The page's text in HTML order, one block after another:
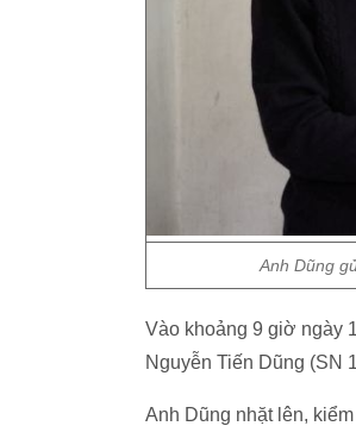
Anh Dũng
Vào khoảng 9 giờ ngày
Nguyễn Tiến Dũng (SN
Anh Dũng nhặt lên,